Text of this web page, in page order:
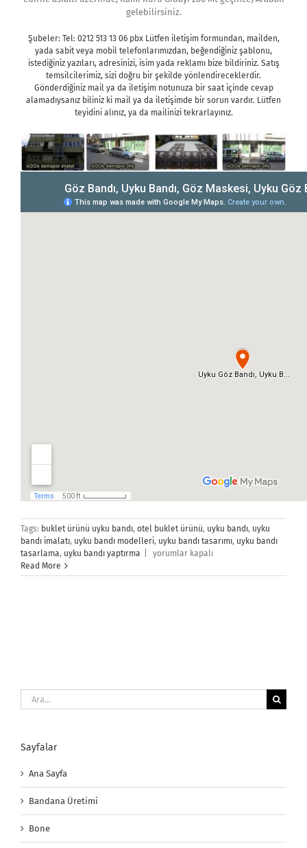
gelebilirsiniz.
Şubeler: Tel: 0212 513 13 06 pbx Lütfen iletişim formundan, mailden,
yada sabit veya mobil telefonlarımızdan, beğendiğiniz şablonu,
istediğiniz yazıları, adresinizi, isim yada reklamı bize bildiriniz. Satış
temsilcilerimiz, sizi doğru bir şekilde yönlendireceklerdir.
Gönderdiğiniz mail ya da iletişim notunuza bir saat içinde cevap
alamadıysanız biliniz ki mail ya da iletişimde bir sorun vardır. Lütfen
teyidini alınız, ya da mailinizi tekrarlayınız.
Tags: buklet ürünü uyku bandı, otel buklet ürünü, uyku bandı, uyku
bandı imalatı, uyku bandı modelleri, uyku bandı tasarımı, uyku bandı
tasarlama, uyku bandı yaptırma
İletişim
yorumlar kapalı
Read More
Ara:
Sayfalar
Ana Sayfa
Bandana Üretimi
Bone